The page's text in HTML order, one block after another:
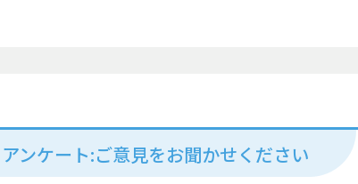
アンケート:ご意見をお聞かせください